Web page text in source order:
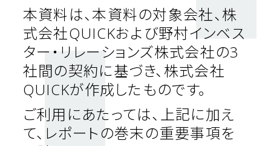
本資料は、本資料の対象会社、株
式会社QUICKおよび野村インベス
ター・リレーションズ株式会社の3
社間の契約に基づき、株式会社
QUICKが作成したものです。
ご利用にあたっては、上記に加え
て、レポートの巻末の重要事項を